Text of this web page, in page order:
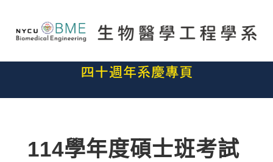
114學年度碩士班考試